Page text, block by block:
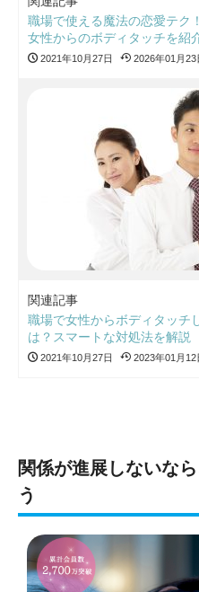
職場で使える魔法の恋愛テク
女性からのボディタッチを紹
2021年10月27日 2026年01月23
関連記事
職場で女性からボディタッチ
は？スマートな対処法を解説
2021年10月27日 2023年01月12
関係が進展しないな
う